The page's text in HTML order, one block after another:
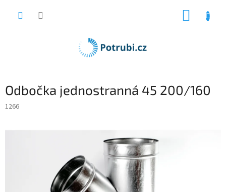
Odbočka jednostranná 45 200/160
1266